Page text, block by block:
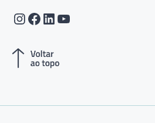
Instagram
Facebook
LinkedIn
Youtube